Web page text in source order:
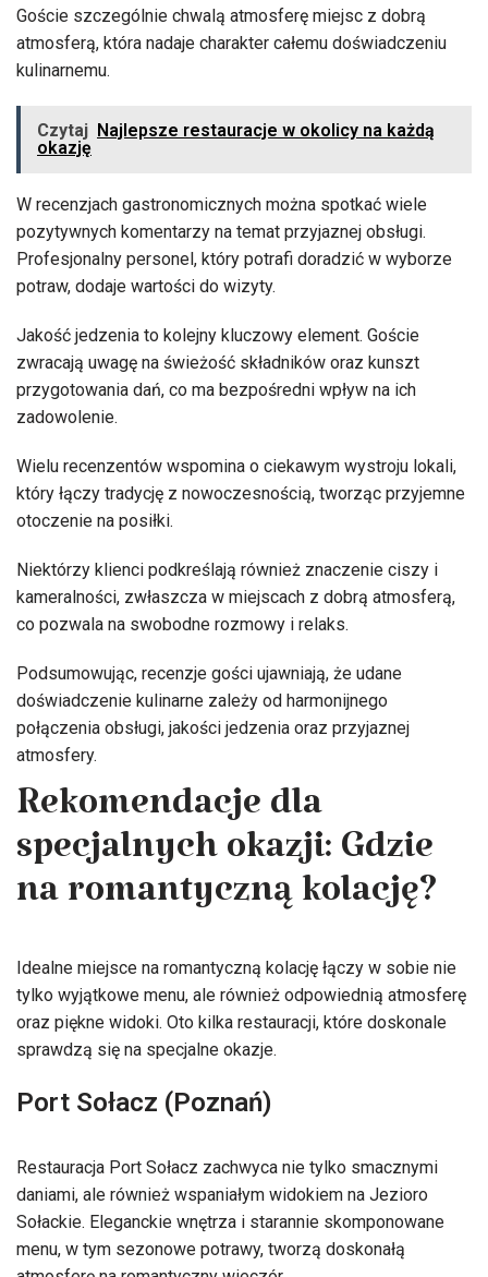
Goście szczególnie chwalą atmosferę miejsc z dobrą
atmosferą, która nadaje charakter całemu doświadczeniu
kulinarnemu.
Czytaj Najlepsze restauracje w okolicy na każdą
okazję
W recenzjach gastronomicznych można spotkać wiele
pozytywnych komentarzy na temat przyjaznej obsługi.
Profesjonalny personel, który potrafi doradzić w wyborze
potraw, dodaje wartości do wizyty.
Jakość jedzenia to kolejny kluczowy element. Goście
zwracają uwagę na świeżość składników oraz kunszt
przygotowania dań, co ma bezpośredni wpływ na ich
zadowolenie.
Wielu recenzentów wspomina o ciekawym wystroju lokali,
który łączy tradycję z nowoczesnością, tworząc przyjemne
otoczenie na posiłki.
Niektórzy klienci podkreślają również znaczenie ciszy i
kameralności, zwłaszcza w miejscach z dobrą atmosferą,
co pozwala na swobodne rozmowy i relaks.
Podsumowując, recenzje gości ujawniają, że udane
doświadczenie kulinarne zależy od harmonijnego
połączenia obsługi, jakości jedzenia oraz przyjaznej
atmosfery.
Rekomendacje dla
specjalnych okazji: Gdzie
na romantyczną kolację?
Idealne miejsce na romantyczną kolację łączy w sobie nie
tylko wyjątkowe menu, ale również odpowiednią atmosferę
oraz piękne widoki. Oto kilka restauracji, które doskonale
sprawdzą się na specjalne okazje.
Port Sołacz (Poznań)
Restauracja Port Sołacz zachwyca nie tylko smacznymi
daniami, ale również wspaniałym widokiem na Jezioro
Sołackie. Eleganckie wnętrza i starannie skomponowane
menu, w tym sezonowe potrawy, tworzą doskonałą